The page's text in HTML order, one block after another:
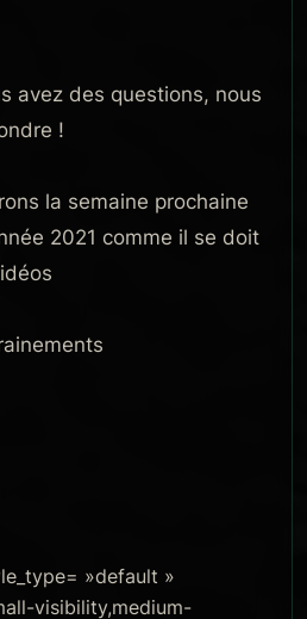
avez des questions, nous
!
la semaine prochaine
2021 comme il se doit
»default »
visibility,medium-